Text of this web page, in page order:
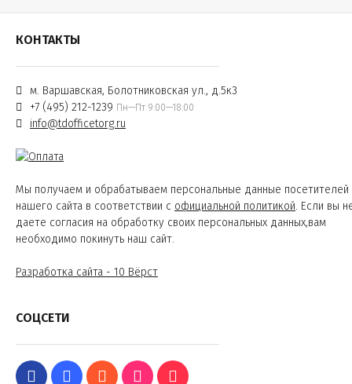
КОНТАКТЫ
м. Варшавская, Болотниковская ул., д.5к3
+7 (495) 212-1239 Пн—Пт 9:00—18:00
info@tdofficetorg.ru
Мы получаем и обрабатываем персональные данные посетителей
нашего сайта в соответствии с официальной политикой. Если вы
даете согласия на обработку своих персональных данных,вам
необходимо покинуть наш сайт.
Разработка сайта - 10 Вёрст
СОЦСЕТИ